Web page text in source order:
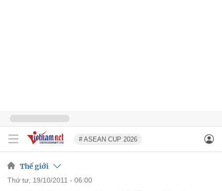
# ASEAN CUP 2026
Thế giới
thứ tư, 19/10/2011 - 06:00